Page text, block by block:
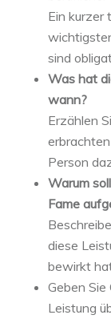
Ein kurzer
sind
Was hat
wann?
Erzählen
Person
Warum
Fame
diese
bewirkt
Geben Sie
Leistung